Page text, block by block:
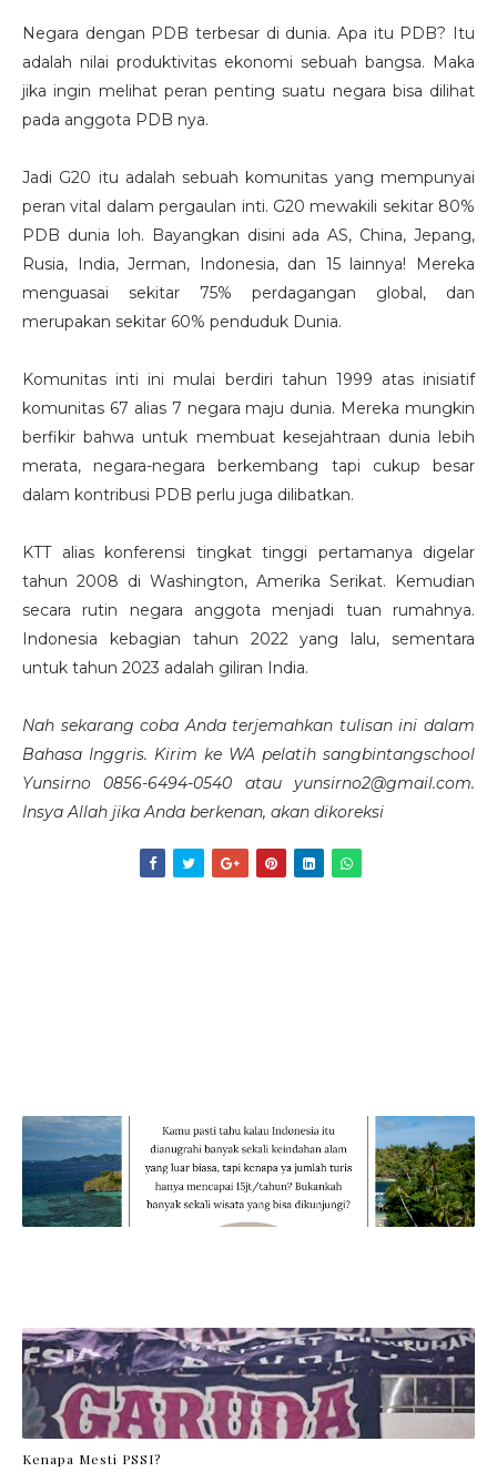
Negara dengan PDB terbesar di dunia. Apa itu PDB? Itu
adalah nilai produktivitas ekonomi sebuah bangsa. Maka
jika ingin melihat peran penting suatu negara bisa dilihat
pada anggota PDB nya.
Jadi G20 itu adalah sebuah komunitas yang mempunyai
peran vital dalam pergaulan inti. G20 mewakili sekitar 80%
PDB dunia loh. Bayangkan disini ada AS, China, Jepang,
Rusia, India, Jerman, Indonesia, dan 15 lainnya! Mereka
menguasai sekitar 75% perdagangan global, dan
merupakan sekitar 60% penduduk Dunia.
Komunitas inti ini mulai berdiri tahun 1999 atas inisiatif
komunitas 67 alias 7 negara maju dunia. Mereka mungkin
berfikir bahwa untuk membuat kesejahtraan dunia lebih
merata, negara-negara berkembang tapi cukup besar
dalam kontribusi PDB perlu juga dilibatkan.
KTT alias konferensi tingkat tinggi pertamanya digelar
tahun 2008 di Washington, Amerika Serikat. Kemudian
secara rutin negara anggota menjadi tuan rumahnya.
Indonesia kebagian tahun 2022 yang lalu, sementara
untuk tahun 2023 adalah giliran India.
Nah sekarang coba Anda terjemahkan tulisan ini dalam
Bahasa Inggris. Kirim ke WA pelatih sangbintangschool
Yunsirno 0856-6494-0540 atau yunsirno2@gmail.com.
Insya Allah jika Anda berkenan, akan dikoreksi
Kenapa Mesti PSSI?